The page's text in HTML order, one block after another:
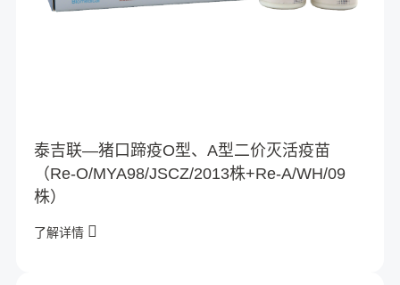
泰吉联—猪口蹄疫O型、A型二价灭活疫苗
（Re-O/MYA98/JSCZ/2013株+Re-A/WH/09
株）
了解详情